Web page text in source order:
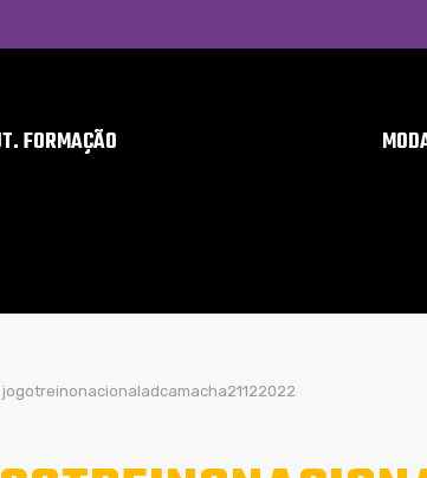
FORMAÇÃO
jogotreinonacionaladcamacha21122022